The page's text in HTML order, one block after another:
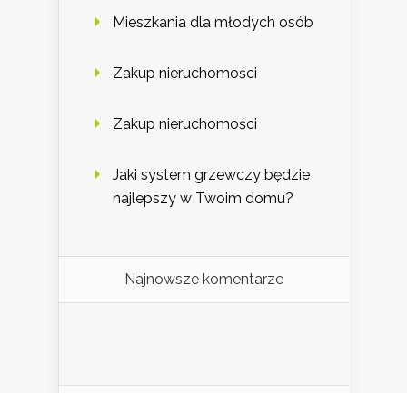
Mieszkania dla młodych osób
Zakup nieruchomości
Zakup nieruchomości
Jaki system grzewczy będzie
najlepszy w Twoim domu?
Najnowsze komentarze